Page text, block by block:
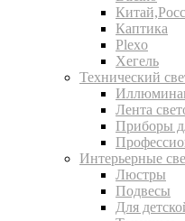
Каптика
Plexo
Хегель
Технический
Лента
Приборы
Интерьерные
Люстры
Подвесы
Для